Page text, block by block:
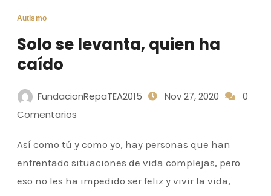
Autismo
Solo se levanta, quien ha
caído
FundacionRepaTEA2015 Nov 27, 2020
0
Comentarios
Así como tú y como yo, hay personas que han
enfrentado situaciones de vida complejas, pero
eso no les ha impedido ser feliz y vivir la vida,